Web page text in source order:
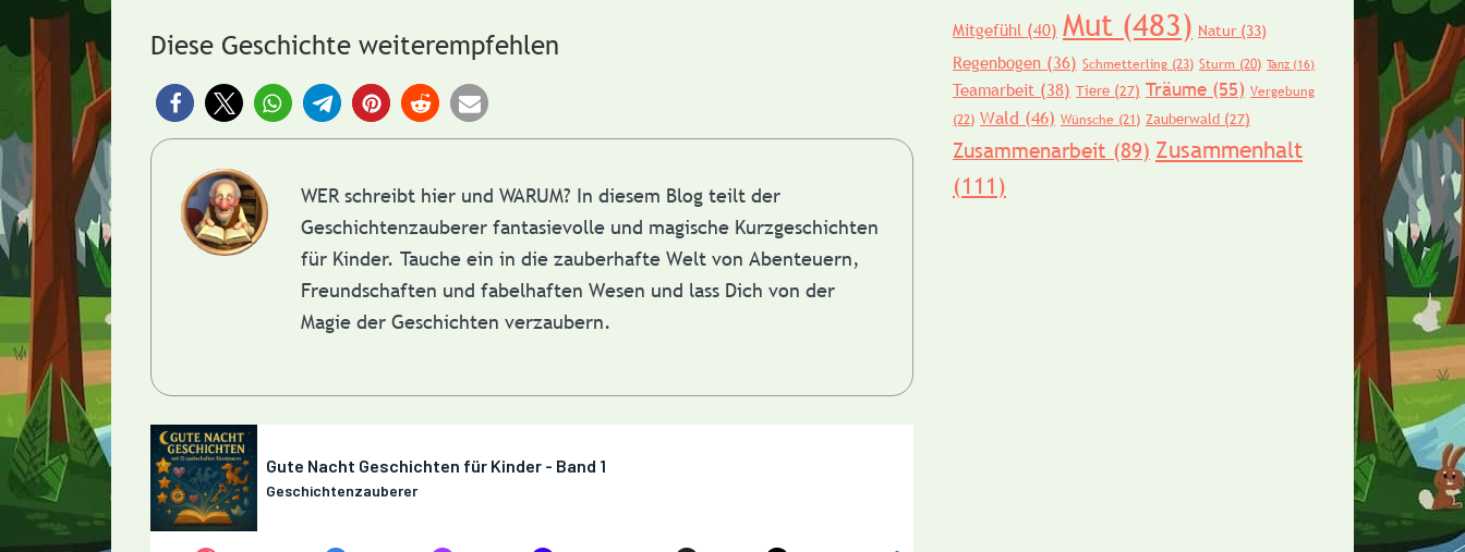
Diese Geschichte weiterempfehlen
WER schreibt hier und WARUM? In diesem Blog teilt der
Geschichtenzauberer fantasievolle und magische Kurzgeschichten
für Kinder. Tauche ein in die zauberhafte Welt von Abenteuern,
Freundschaften und fabelhaften Wesen und lass Dich von der
Magie der Geschichten verzaubern.
Mitgefühl (40) Mut (483) Natur(33)
Regenbogen (36) Schmetterling (23) Sturm (20) Tanz (16)
Teamarbeit (38) Tiere (27) Träume (55) Vergebung
(22) Wald (46) Wünsche (21) Zauberwald (27)
Zusammenarbeit (89) Zusammenhalt
(111)